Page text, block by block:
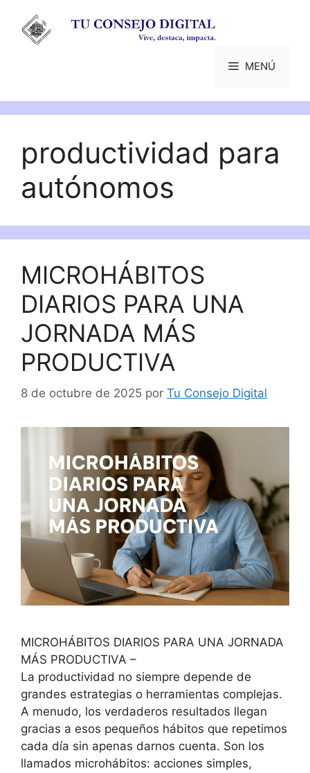
contenido
MENÚ
productividad para
autónomos
MICROHÁBITOS
DIARIOS PARA UNA
JORNADA MÁS
PRODUCTIVA
8 de octubre de 2025 por Tu Consejo Digital
MICROHÁBITOS DIARIOS PARA UNA JORNADA
MÁS PRODUCTIVA –
La productividad no siempre depende de
grandes estrategias o herramientas complejas.
A menudo, los verdaderos resultados llegan
gracias a esos pequeños hábitos que repetimos
cada día sin apenas darnos cuenta. Son los
llamados microhábitos: acciones simples,